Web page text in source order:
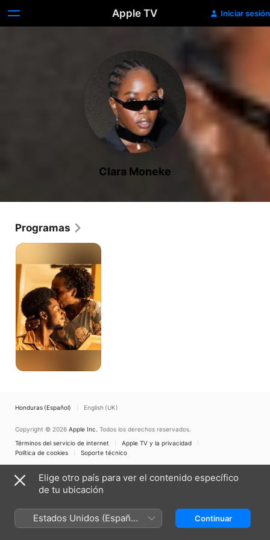
Apple TV Iniciar sesión
Clara Moneke
Programas
Amor,
y
lucha
Honduras (Español) English (UK)
Copyright © 2026 Apple Inc. Todos los derechos reservados.
Términos del servicio de internet
Apple TV y la privacidad
Política de cookies
Soporte técnico
Elige otro país para ver el contenido específico
de tu ubicación
Estados Unidos (Español
México)
Continuar